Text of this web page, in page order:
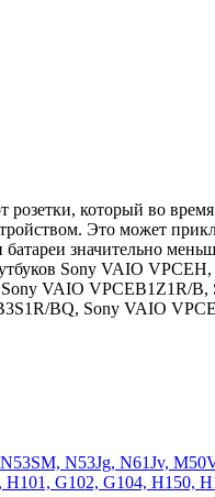
который во
Это может
значительно
Sony VAIO
VAIO
BQ, Sony VAIO
N53Jg, N61Jv,
G102, G104, H150,